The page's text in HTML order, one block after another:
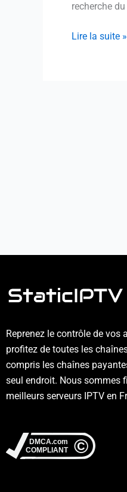
recherche
Lire la suite »
Reprenez le contrôle de vos
profitez de toutes les
compris les chaînes
seul endroit. Nous sommes
meilleurs serveurs IPTV en